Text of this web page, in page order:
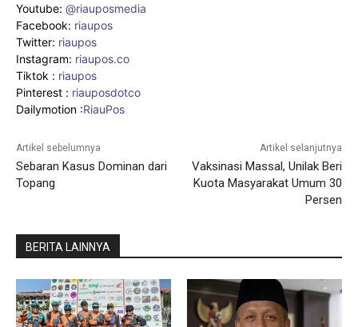
Youtube: @riauposmedia
Facebook: riaupos
Twitter: riaupos
Instagram: riaupos.co
Tiktok : riaupos
Pinterest : riauposdotco
Dailymotion :RiauPos
Artikel sebelumnya
Sebaran Kasus Dominan dari
Topang
Artikel selanjutnya
Vaksinasi Massal, Unilak Beri
Kuota Masyarakat Umum 30
Persen
BERITA LAINNYA